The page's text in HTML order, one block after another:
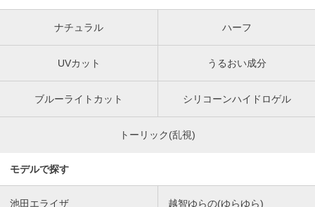
ナチュラル ハーフ
UVカット うるおい成分
ブルーライトカット シリコーンハイドロゲル
トーリック(乱視)
モデルで探す
池田エライザ 越智ゆらの(ゆらゆら)